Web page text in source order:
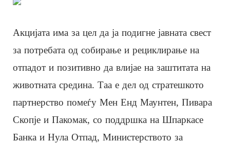
Акцијата има за цел да ја подигне јавната свест
за потребата од собирање и рециклирање на
отпадот и позитивно да влијае на заштитата на
животната средина. Таа е дел од стратешкото
партнерство помеѓу Мен Енд Маунтен, Пивара
Скопје и Пакомак, со поддршка на Шпаркасе
Банка и Нула Отпад, Министерството за